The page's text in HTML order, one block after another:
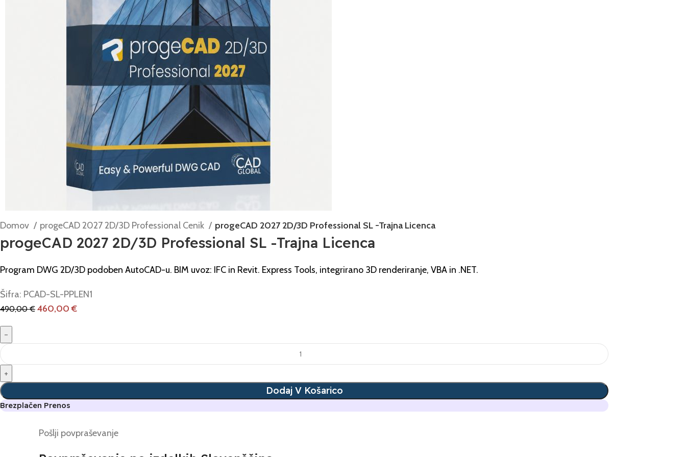
Domov progeCAD 2027 2D/3D Professional Cenik progeCAD 2027 2D/3D Professional SL -Trajna Licenca
progeCAD 2027 2D/3D Professional SL -Trajna Licenca
Program DWG 2D/3D podoben AutoCAD-u. BIM uvoz: IFC in Revit. Express Tools, integrirano 3D renderiranje, VBA in .NET.
Šifra: PCAD-SL-PPLEN1
490,00€ 460,00€
Dodaj V Košarico
Brezplačen Prenos
Pošlji povpraševanje